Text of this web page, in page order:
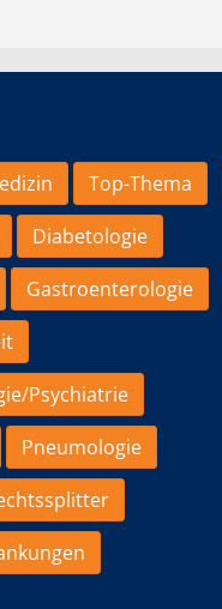
Top-Thema
Diabetologie
Gastroenterologie
Psychiatrie
Pneumologie